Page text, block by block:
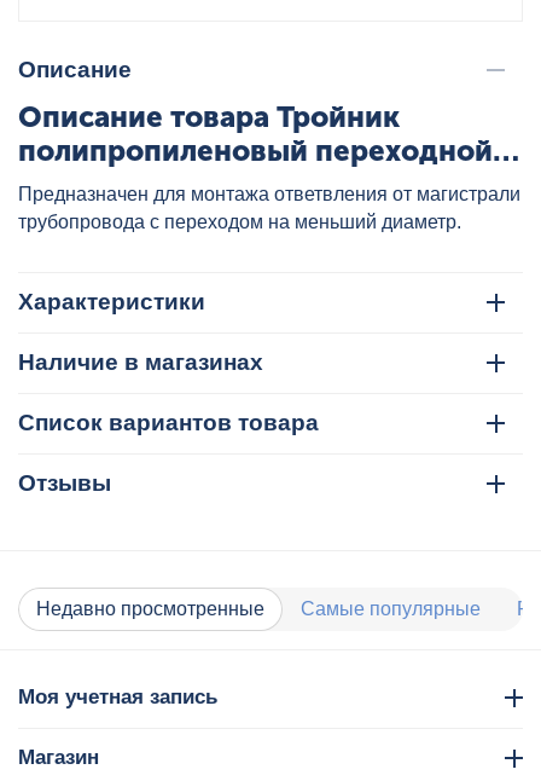
Описание
Описание товара Тройник
полипропиленовый переходной
25x25x20 бел., артикул: FR-01FT-
ITE-252520
Предназначен для монтажа ответвления от магистрали
трубопровода с переходом на меньший диаметр.
Характеристики
Наличие в магазинах
Список вариантов товара
Отзывы
Недавно просмотренные Самые популярные
Моя учетная запись
Магазин